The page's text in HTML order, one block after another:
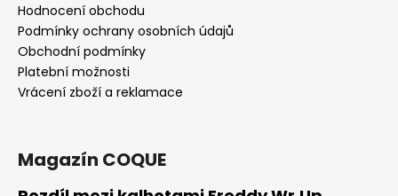
Hodnocení obchodu
Podmínky ochrany osobních údajů
Obchodní podmínky
Platební možnosti
Vrácení zboží a reklamace
Magazín COQUE